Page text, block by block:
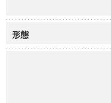
形態